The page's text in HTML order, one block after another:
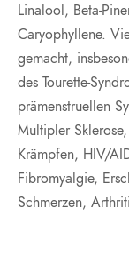
Linalool, Beta-
Caryophyllene.
gemacht,
des Tourette-
prämenstruellen
Multipler
Krämpfen, HIV/
Fibromyalgie,
Schmerzen,